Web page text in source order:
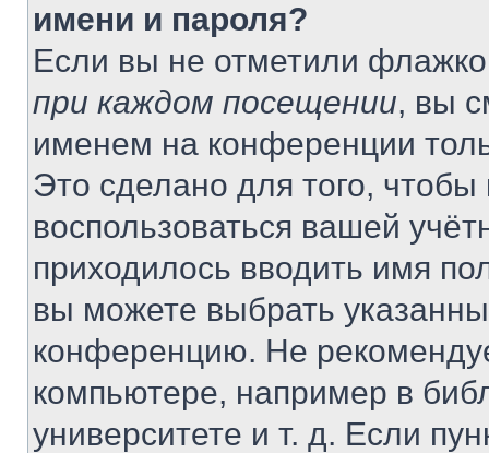
имени и пароля?
Если вы не отметили
при каждом посещении, вы
именем на конференции
Это сделано для того, чтобы
воспользоваться вашей
приходилось вводить имя
вы можете выбрать
конференцию. Не
компьютере, например в
университете и т. д. Если